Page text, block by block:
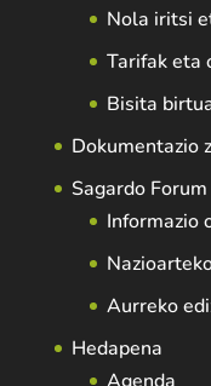
Nola iritsi
Tarifak eta
Bisita
Dokumentazio
Sagardo Forum
Informazio
Aurreko
Hedapena
Agenda